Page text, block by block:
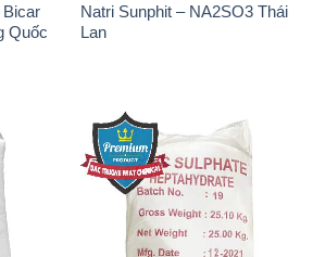
Bicar
Quốc
Natri Sunphit – NA2SO3 Thái
Lan